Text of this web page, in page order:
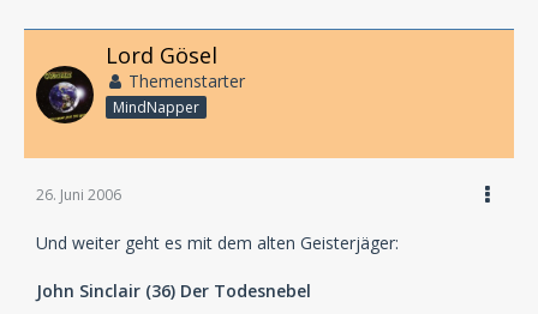
Lord Gösel
Themenstarter
MindNapper
26. Juni 2006
Und weiter geht es mit dem alten Geisterjäger:
John Sinclair (36) Der Todesnebel